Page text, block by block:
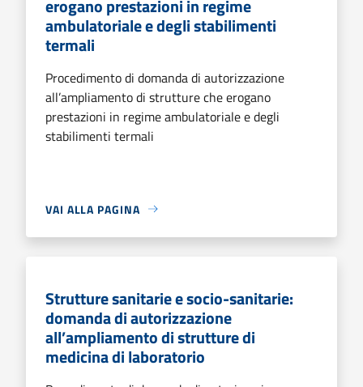
erogano prestazioni in regime
ambulatoriale e degli stabilimenti
termali
Procedimento di domanda di autorizzazione
all’ampliamento di strutture che erogano
prestazioni in regime ambulatoriale e degli
stabilimenti termali
VAI ALLA PAGINA
Strutture sanitarie e socio-sanitarie:
domanda di autorizzazione
all’ampliamento di strutture di
medicina di laboratorio